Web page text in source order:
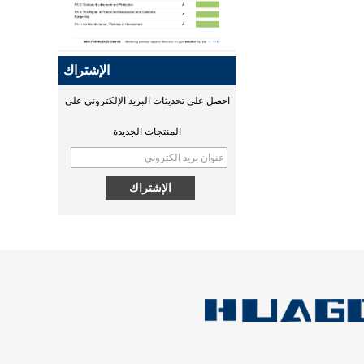
MPP QI2 15W wireless
تقدمت بطلب للحصول على شهادة
QI2!
Qi2 هو نسخة مطورة من Qi
ومعيار شحن لاسلكي محسّن جديد
يعتمد على تقنية Magsafe من
Apple. قامت Huagon بتسليم
بدأت في التصديق. ستصدر شهادة
مصادقة MPP في منتصف شهر
ما هو اللاسلكي
سنوات.
الإشتراك
احصل على تحديثات البريد الإلكتروني على
المنتجات الجديدة